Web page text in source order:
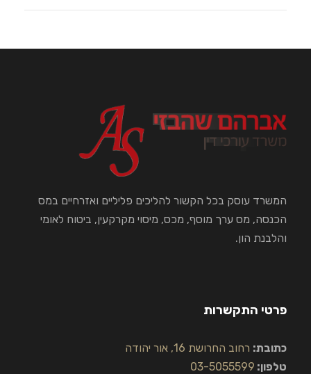
המשרד עוסק בכל הקשור להליכים פליליים ואזרחיים במס
הכנסה, מס ערך מוסף, מכס, מיסוי מקרקעין, ביטוח לאומי
והלבנת הון.
פרטי התקשרות
כתובת: רחוב החרושת 16, אור יהודה
טלפון: 03-5055599